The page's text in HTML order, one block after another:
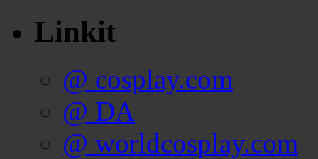
Linkit
@ cosplay.com
@ DA
@ worldcosplay.com